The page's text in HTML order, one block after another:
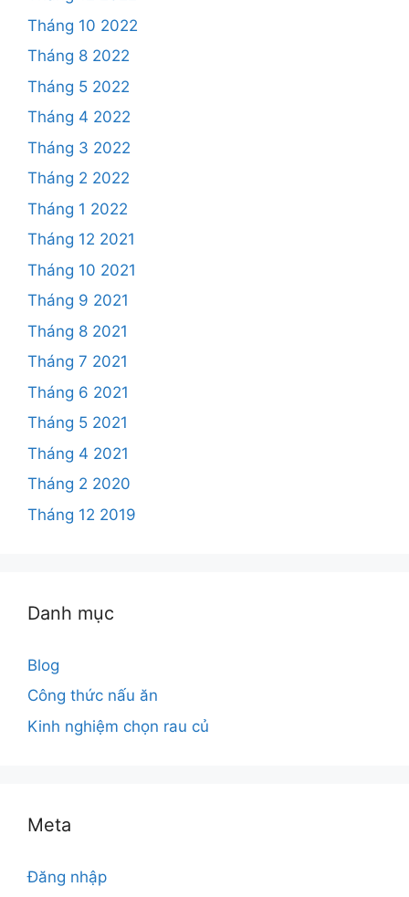
Tháng 10 2022
Tháng 8 2022
Tháng 5 2022
Tháng 4 2022
Tháng 3 2022
Tháng 2 2022
Tháng 1 2022
Tháng 12 2021
Tháng 10 2021
Tháng 9 2021
Tháng 8 2021
Tháng 7 2021
Tháng 6 2021
Tháng 5 2021
Tháng 4 2021
Tháng 2 2020
Tháng 12 2019
Danh mục
Blog
Công thức nấu ăn
Kinh nghiệm chọn rau củ
Meta
Đăng nhập